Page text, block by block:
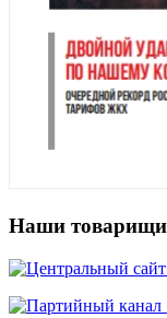
Наши товарищи